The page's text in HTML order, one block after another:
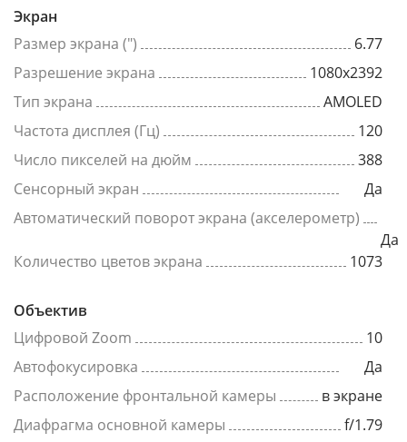
Экран
Размер экрана (")
6.77
Разрешение экрана
1080x2392
Тип экрана
AMOLED
Частота дисплея (Гц)
120
Число пикселей на дюйм
388
Сенсорный экран
Да
Автоматический поворот экрана (акселерометр)
Да
Количество цветов экрана
1073
Объектив
Цифровой Zoom
10
Автофокусировка
Да
Расположение фронтальной камеры
в экране
Диафрагма основной камеры
f/1.79